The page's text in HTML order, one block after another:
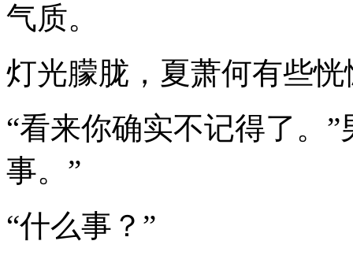
气质。
灯光朦胧，夏萧何有些恍
“看来你确实不记得了。
事。”
“什么事？”